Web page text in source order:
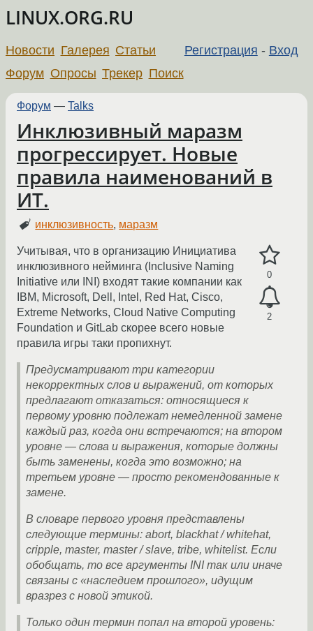
LINUX.ORG.RU
Регистрация - Вход
Новости Галерея Статьи
Форум Опросы Трекер Поиск
Форум — Talks
Инклюзивный маразм
прогрессирует. Новые
правила наименований в
ИТ.
инклюзивность, маразм
0
2
Учитывая, что в организацию Инициатива
инклюзивного нейминга (Inclusive Naming
Initiative или INI) входят такие компании как
IBM, Microsoft, Dell, Intel, Red Hat, Cisco,
Extreme Networks, Cloud Native Computing
Foundation и GitLab скорее всего новые
правила игры таки пропихнут.
Предусматривают три категории
некорректных слов и выражений, от которых
предлагают отказаться: относящиеся к
первому уровню подлежат немедленной замене
каждый раз, когда они встречаются; на втором
уровне — слова и выражения, которые должны
быть заменены, когда это возможно; на
третьем уровне — просто рекомендованные к
замене.
В словаре первого уровня представлены
следующие термины: abort, blackhat / whitehat,
cripple, master, master / slave, tribe, whitelist. Если
обобщать, то все аргументы INI так или иначе
связаны с «наследием прошлого», идущим
вразрез с новой этикой.
Только один термин попал на второй уровень: